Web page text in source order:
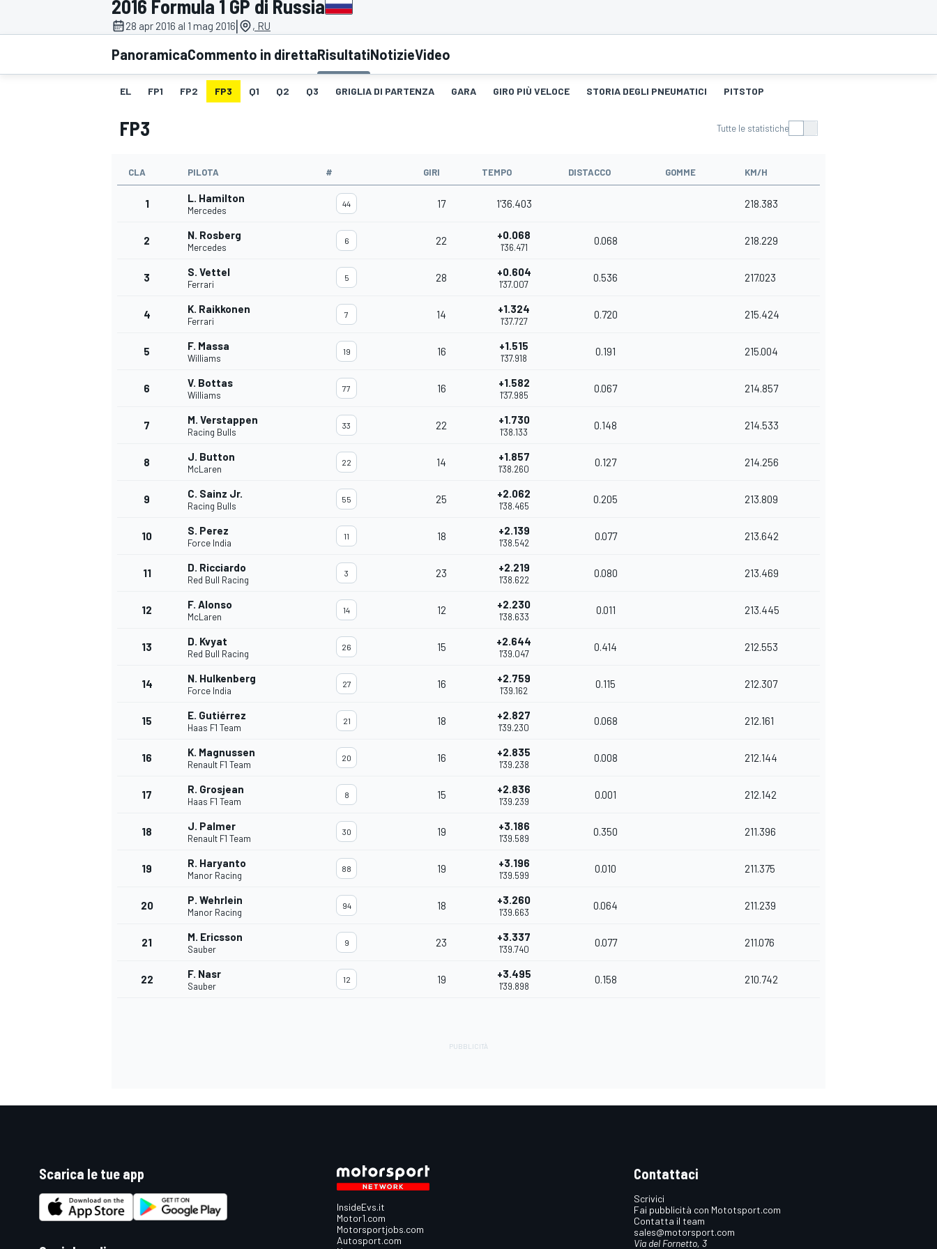
MOTOGP WEC
WRC
MONOPOSTO
2016 Formula 1 GP di Russia
28 apr 2016 al 1 mag 2016| , RU
PanoramicaCommento in direttaRisultatiNotizieVideo
EL FP1 FP2 FP3 Q1 Q2 Q3 GRIGLIA DI PARTENZA GARA GIRO PIÙ VELOCE STORIA DEGLI PNEUMATICI PITSTOP
FP3 Tutte le statistiche
CLA PILOTA # GIRI TEMPO DISTACCO GOMME KM/H
1 L. Hamilton
Mercedes
44 17 1'36.403 218.383
2 N. Rosberg
Mercedes
6 22 +0.068
1'36.471
0.068 218.229
3 S. Vettel
Ferrari
5 28 +0.604
1'37.007
0.536 217.023
4 K. Raikkonen
Ferrari
7 14 +1.324
1'37.727
0.720 215.424
5 F. Massa
Williams
19 16 +1.515
1'37.918
0.191 215.004
6 V. Bottas
Williams
77 16 +1.582
1'37.985
0.067 214.857
7 M. Verstappen
Racing Bulls
33 22 +1.730
1'38.133
0.148 214.533
8 J. Button
McLaren
22 14 +1.857
1'38.260
0.127 214.256
9 C. Sainz Jr.
Racing Bulls
55 25 +2.062
1'38.465
0.205 213.809
10 S. Perez
Force India
11 18 +2.139
1'38.542
0.077 213.642
11 D. Ricciardo
Red Bull Racing
3 23 +2.219
1'38.622
0.080 213.469
12 F. Alonso
McLaren
14 12 +2.230
1'38.633
0.011 213.445
13 D. Kvyat
Red Bull Racing
26 15 +2.644
1'39.047
0.414 212.553
14 N. Hulkenberg
Force India
27 16 +2.759
1'39.162
0.115 212.307
15 E. Gutiérrez
Haas F1 Team
21 18 +2.827
1'39.230
0.068 212.161
16 K. Magnussen
Renault F1 Team
20 16 +2.835
1'39.238
0.008 212.144
17 R. Grosjean
Haas F1 Team
8 15 +2.836
1'39.239
0.001 212.142
18 J. Palmer
Renault F1 Team
30 19 +3.186
1'39.589
0.350 211.396
19 R. Haryanto
Manor Racing
88 19 +3.196
1'39.599
0.010 211.375
20 P. Wehrlein
Manor Racing
94 18 +3.260
1'39.663
0.064 211.239
21 M. Ericsson
Sauber
9 23 +3.337
1'39.740
0.077 211.076
22 F. Nasr
Sauber
12 19 +3.495
1'39.898
0.158 210.742
Scarica le tue app
InsideEvs.it
Motor1.com
Motorsportjobs.com
Autosport.com
Contattaci
Scrivici
Fai pubblicità con Mototsport.com
Contatta il team
sales@motorsport.com
Via del Fornetto, 3